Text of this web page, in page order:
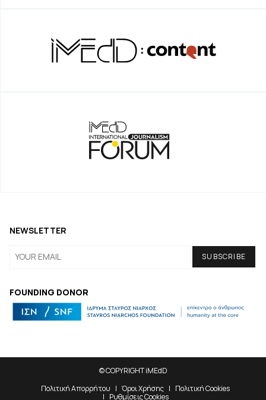
FOUNDING DONOR
NEWSLETTER
© COPYRIGHT iMEdD
Πολιτική Απορρήτου
Όροι Χρήσης
Πολιτική Cookies
Ρυθμίσεις Cookies